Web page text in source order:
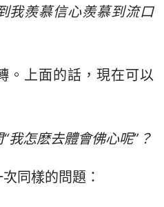
我羨慕信心羨慕到流口
上面的話，現在可以
我怎麽去體會佛心呢”？
同樣的問題：